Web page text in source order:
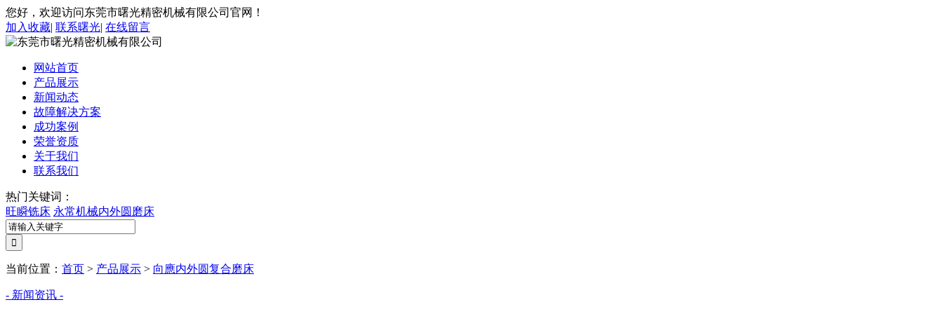
您好，欢迎访问东莞市曙光精密机械有限公司官网！
加入收藏| 联系曙光| 在线留言
网站首页
产品展示
新闻动态
故障解决方案
成功案例
荣誉资质
关于我们
联系我们
热门关键词：
旺瞬铣床 永常机械内外圆磨床
当前位置： 首页 > 产品展示 > 向應内外圆复合磨床
- 新闻资讯 -